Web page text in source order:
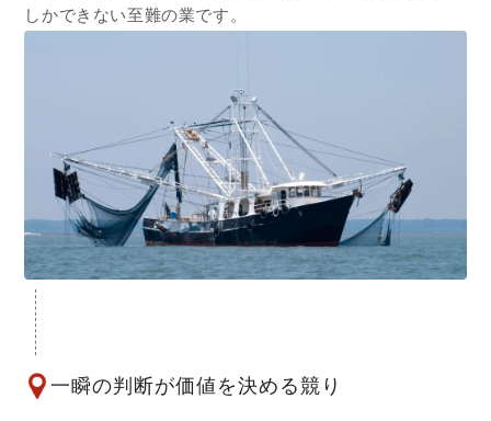
しかできない至難の業です。
一瞬の判断が価値を決める競り